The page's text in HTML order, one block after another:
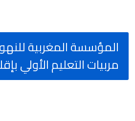
مربيات التعليم الأولي بإقليم